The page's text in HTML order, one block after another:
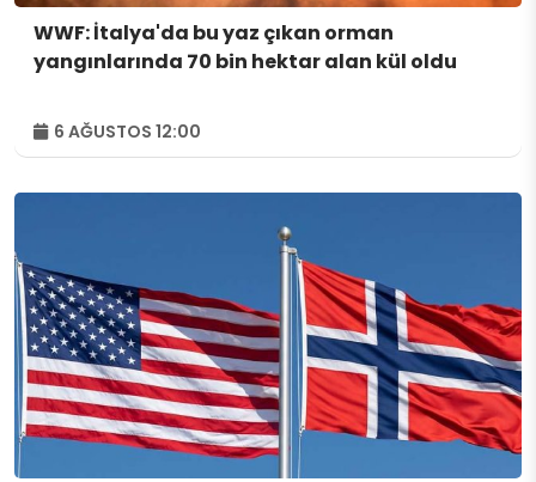
WWF: İtalya'da bu yaz çıkan orman
yangınlarında 70 bin hektar alan kül oldu
6 AĞUSTOS 12:00